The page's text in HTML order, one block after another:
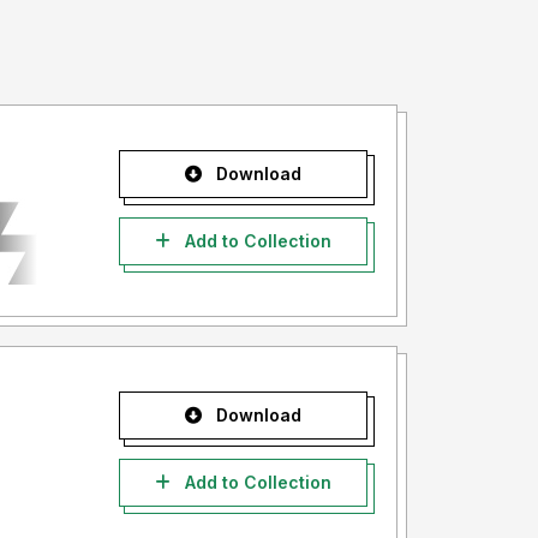
Download
Add to Collection
Download
Add to Collection